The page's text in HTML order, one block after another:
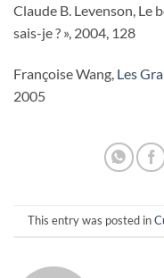
Claude B. Levenson, Le
sais-je ? », 2004, 128
Françoise Wang, Les
2005
This entry was posted in